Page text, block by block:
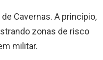
Cavernas. A princípio,
zonas de risco
militar.